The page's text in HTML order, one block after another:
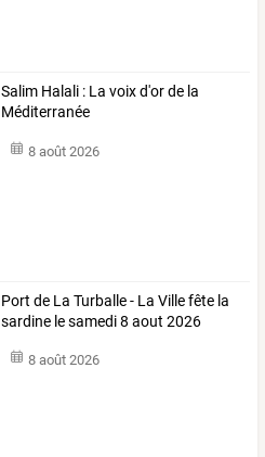
Salim Halali : La voix d'or de la
Méditerranée
8 août 2026
Port de La Turballe - La Ville fête la
sardine le samedi 8 aout 2026
8 août 2026